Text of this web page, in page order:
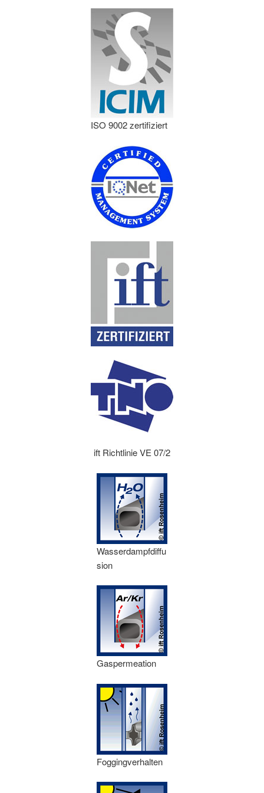
ISO 9002 zertifiziert
ift Richtlinie VE 07/2
Wasserdampfdiffu
sion
Gaspermeation
Foggingverhalten